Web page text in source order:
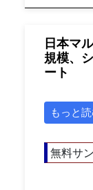
日本マ
規模、
ート
もっと
無料サ